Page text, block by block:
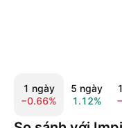
1 ngày
−0.66%
5 ngày
1.12%